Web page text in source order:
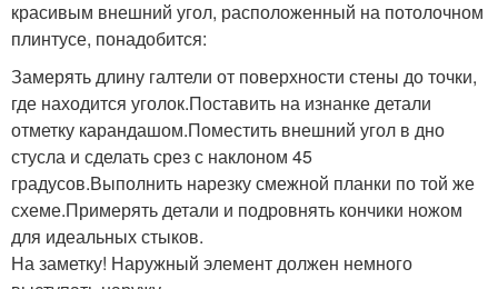
красивым внешний угол, расположенный на потолочном
плинтусе, понадобится:
Замерять длину галтели от поверхности стены до точки,
где находится уголок.Поставить на изнанке детали
отметку карандашом.Поместить внешний угол в дно
стусла и сделать срез с наклоном 45
градусов.Выполнить нарезку смежной планки по той же
схеме.Примерять детали и подровнять кончики ножом
для идеальных стыков.
На заметку! Наружный элемент должен немного